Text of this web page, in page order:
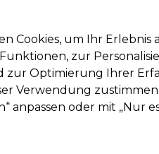
Deals Haare Elektrogeräte
und Lieferzeiten
Cookies, um Ihr
zur
zur Optimierung Ihrer
Verwendung
anpassen oder mit „Nur